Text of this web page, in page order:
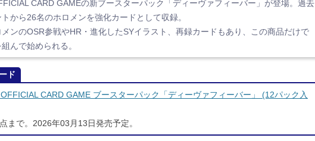
CARD GAMEの新ブースターパック「ディーヴァフィーバー」が登場。過去
から26名のホロメンを強化カードとして収録。
ンのOSR参戦やHR・進化したSYイラスト、再録カードもあり、この商品だけで
んで始められる。
ド
CARD GAME ブースターパック「ディーヴァフィーバー」 (12パック入
まで。2026年03月13日発売予定。